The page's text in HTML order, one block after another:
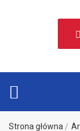
Strona główna